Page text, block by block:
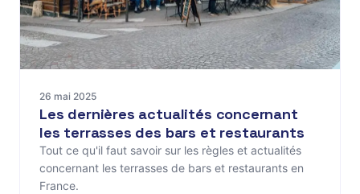
26 mai 2025
Les dernières actualités concernant
les terrasses des bars et restaurants
Tout ce qu'il faut savoir sur les règles et actualités
concernant les terrasses de bars et restaurants en
France.